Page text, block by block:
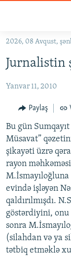
Əsas
qayıt
naviqasiyaya
Axtarışa
keç
KORRUPSIOMETR
#ƏSLINDƏ
FƏRQƏ BAX
QANUNI DOĞRU
ARAŞDIRMA
MULTIMEDIA
VIDEO
FOTOQALEREYA
KARIKATURA
RADIO ARXIV
OXU ZALI
AZƏRBAYCAN
İSLAM VƏ
HAQQIMIZDA
PEŞƏ ETIKASI VƏ
BIZI IZLƏ
2026, 08 Avqust,
Jurnalistin
Yanvar 11, 2010
Paylaş
Bu gün
Müsavat”
şikayəti üzrə
rayon
M.İsmayıloğluna
evində işləyən
qaldırılmışdı.
göstərdiyini,
sonra
(silahdan və ya
tətbiq etməklə